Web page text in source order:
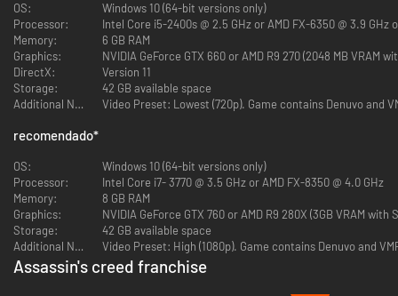
ABRACE A AÇÃO ESTILO RPG
Viva uma maneira totalmente nova de lutar. Adquira tesouros e use
dezenas de armas com diferentes características e raridades. Explore
mecânicas de progressão profundas e desafie suas habilidades contra
chefes especiais e poderosos.
OS:
Windows 10 (64-bit versions only)
Processor:
Intel Core i5-2400s @ 2.5 GHz or AMD FX-6350 @ 3.9 GHz
Memory:
6 GB RAM
Graphics:
NVIDIA GeForce GTX 660 or AMD R9 270 (2048 MB VRAM
DirectX:
Version 11
Storage:
42 GB available space
Additional Notes:
recomendado*
OS:
Windows 10 (64-bit versions only)
Processor:
Intel Core i7- 3770 @ 3.5 GHz or AMD FX-8350 @ 4.0 GHz
Memory:
8 GB RAM
Graphics:
NVIDIA GeForce GTX 760 or AMD R9 280X (3GB VRAM
Storage:
42 GB available space
Additional Notes:
Assassin's creed franchise